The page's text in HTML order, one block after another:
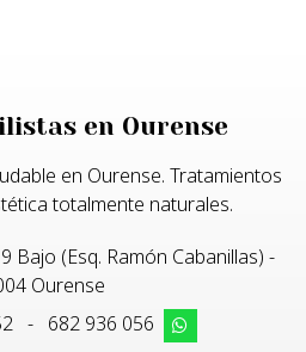
en Ourense
en Ourense. Tratamientos
totalmente naturales.
Bajo (Esq. Ramón Cabanillas) -
Ourense
- 682 936 056